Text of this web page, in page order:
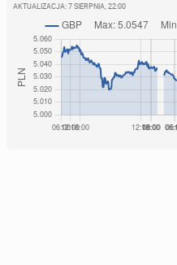
AKTUALIZACJA: 7 SIERPNIA, 22:00